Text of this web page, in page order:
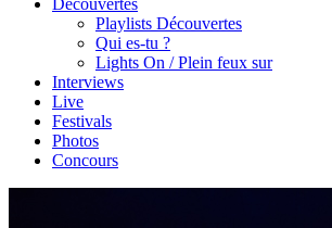
Découvertes
Playlists Découvertes
Qui es-tu ?
Lights On / Plein feux sur
Interviews
Live
Festivals
Photos
Concours